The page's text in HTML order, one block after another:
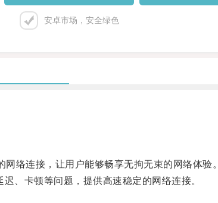
安卓市场，安全绿色
络连接，让用户能够畅享无拘无束的网络体验。
卡顿等问题，提供高速稳定的网络连接。